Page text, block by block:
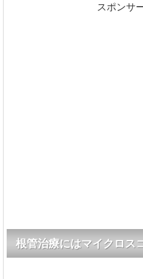
スポンサ
根管治療にはマイクロス